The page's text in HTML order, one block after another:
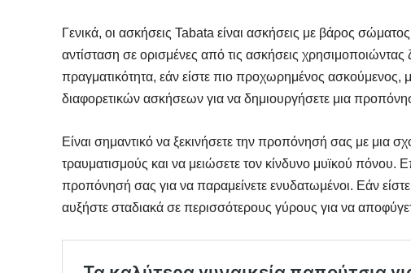
Γενικά, οι ασκήσεις Tabata είναι ασκήσεις με βάρος
αντίσταση σε ορισμένες από τις ασκήσεις
πραγματικότητα, εάν είστε πιο προχωρημένος ασκούμενος,
διαφορετικών ασκήσεων για να δημιουργήσετε μια
Είναι σημαντικό να ξεκινήσετε την προπόνησή σας με μια
τραυματισμούς και να μειώσετε τον κίνδυνο μυϊκού πόνου.
προπόνησή σας για να παραμείνετε ενυδατωμένοι. Εάν
αυξήστε σταδιακά σε περισσότερους γύρους για να